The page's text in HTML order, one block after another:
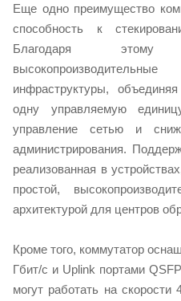
Еще одно преимущество
способность к
Благодаря
инфраструктуры,
одну управляемую
управление сетью и
администрирования.
реализованная в
простой,
архитектурой для центров
Кроме того, коммутатор
Гбит/с и Uplink портами
могут работать на